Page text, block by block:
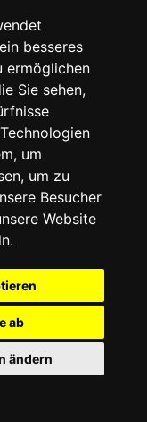
besseres
ermöglichen
Sie sehen,
um
um zu
Besucher
Website
ab
ändern
ERZGEBIRGE
ERZGEBIRGE
der Unterkunft direkt